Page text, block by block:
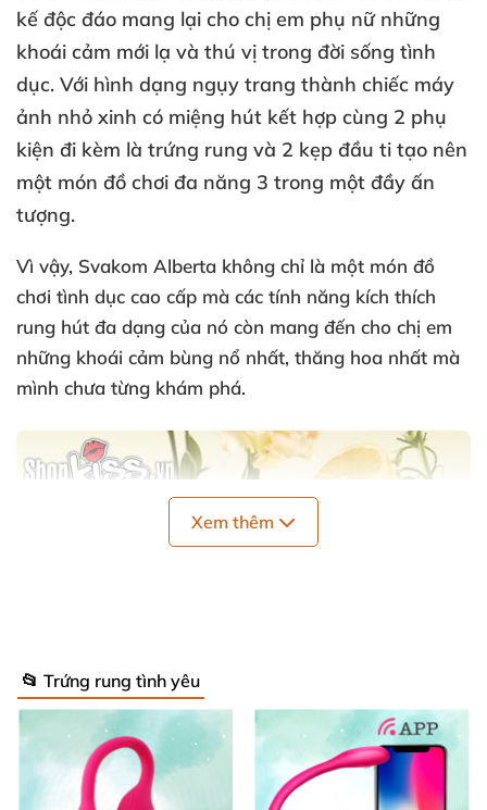
kế độc đáo mang lại cho chị em phụ nữ những
khoái cảm mới lạ và thú vị trong đời sống tình
dục. Với hình dạng ngụy trang thành chiếc máy
ảnh nhỏ xinh có miệng hút kết hợp cùng 2 phụ
kiện đi kèm là trứng rung và 2 kẹp đầu ti tạo nên
một món đồ chơi đa năng 3 trong một đầy ấn
tượng.
Vì vậy, Svakom Alberta không chỉ là một món đồ
chơi tình dục cao cấp mà các tính năng kích thích
rung hút đa dạng của nó còn mang đến cho chị em
những khoái cảm bùng nổ nhất, thăng hoa nhất mà
mình chưa từng khám phá.
Máy rung hút massage đa năng Svakom Alberta dành cho nữ
Xem thêm
📂 Trứng rung tình yêu